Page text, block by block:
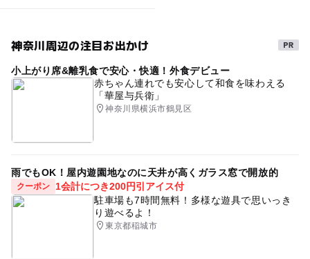
神奈川周辺の注目お出かけ
小上がり席&離乳食で安心・快適！外食デビュー
赤ちゃん連れでも安心して和食を味わえる
「華屋与兵衛」
神奈川県横浜市鶴見区
雨でもOK！屋内遊園地なのに天井が高くガラス窓で開放的
クーポン
1会計につき200円引アイス付
駐車場も7時間無料！多様な遊具で思いっき
り遊べるよ！
東京都稲城市